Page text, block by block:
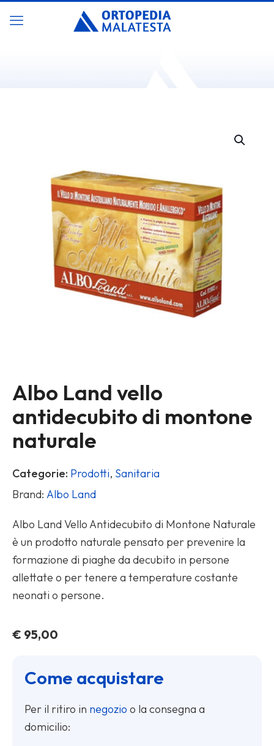
Albo Land vello
antidecubito di montone
naturale
Categorie: Prodotti, Sanitaria
Brand: Albo Land
Albo Land Vello Antidecubito di Montone Naturale
è un prodotto naturale pensato per prevenire la
formazione di piaghe da decubito in persone
allettate o per tenere a temperature costante
neonati o persone.
€ 95,00
Come acquistare
Per il ritiro in negozio o la consegna a
domicilio: